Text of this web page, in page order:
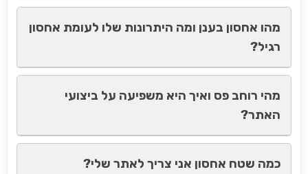
מהו אחסון בענן ומה היתרונות שלו לעומת אחסון
רגיל?
מהי רוחב פס ואיך היא משפיעה על ביצועי
האתר?
כמה שטח אחסון אני צריך לאתר שלי?